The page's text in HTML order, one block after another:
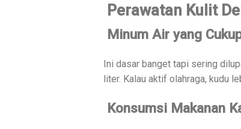
Perawatan Kulit
Minum Air yang
Ini dasar banget tapi sering
liter. Kalau aktif olahraga, kudu
Konsumsi Makanan